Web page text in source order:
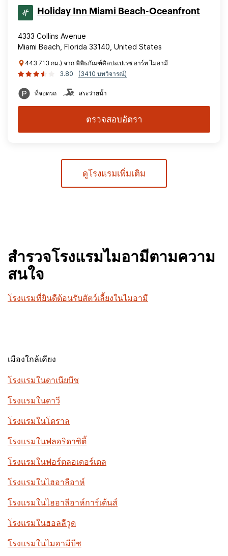
Holiday Inn Miami Beach-Oceanfront
4333 Collins Avenue
Miami Beach, Florida 33140, United States
443 713 กม.) จาก พิพิธภัณฑ์ศิลปะเปเรซ อาร์ท ไมอามี
3.80
(3410 บทวิจารณ์)
ที่จอดรถ สระว่ายน้ำ
ตรวจสอบอัตรา
ดูโรงแรมเพิ่มเติม
สำรวจโรงแรมไมอามีตามความ
สนใจ
โรงแรมที่ยินดีต้อนรับสัตว์เลี้ยงในไมอามี
เมืองใกล้เคียง
โรงแรมในดาเนียบีช
โรงแรมในดาวี
โรงแรมในโดราล
โรงแรมในฟลอริดาซิตี้
โรงแรมในฟอร์ตลอเดอร์เดล
โรงแรมในไฮอาลีอาห์
โรงแรมในไฮอาลีอาห์การ์เด้นส์
โรงแรมในฮอลลีวูด
โรงแรมในไมอามีบีช